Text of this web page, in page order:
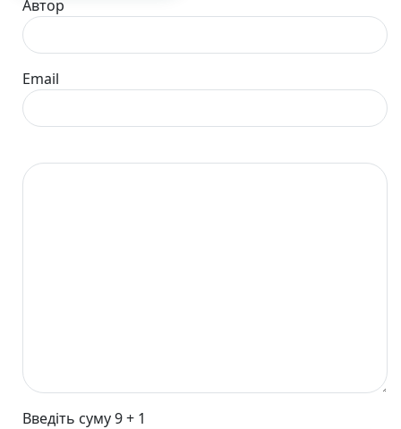
Автор
Email
Введіть суму 9 + 1